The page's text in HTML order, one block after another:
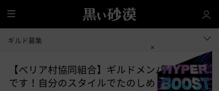
全
体
ギルド募集
【べリア村協同組合】ギルドメンバー大募集
です！自分のスタイルでたのしめます！！